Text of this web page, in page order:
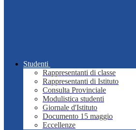
Studenti
Rappresentanti di classe
Rappresentanti di Istituto
Consulta Provinciale
Modulistica studenti
Giornale d'Istituto
Documento 15 maggio
Eccellenze